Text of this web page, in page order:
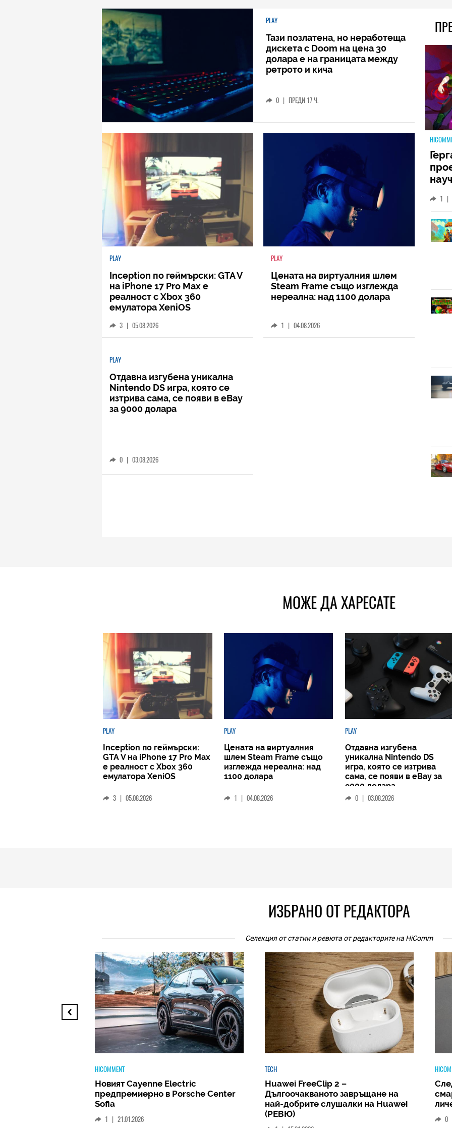
PLAY
Тази позлатена, но неработеща
дискета с Doom на цена 30
долара е на границата между
ретрото и кича
0 | ПРЕДИ 17 Ч.
PLAY
Inception по геймърски: GTA V
на iPhone 17 Pro Max е
реалност с Xbox 360
емулатора XeniOS
3 | 05.08.2026
PLAY
Цената на виртуалния шлем
Steam Frame също изглежда
нереална: над 1100 долара
1 | 04.08.2026
PLAY
Отдавна изгубена уникална
Nintendo DS игра, която се
изтрива сама, се появи в eBay
за 9000 долара
0 | 03.08.2026
1 |
МОЖЕ ДА ХАРЕСАТЕ
PLAY
Inception по геймърски:
GTA V на iPhone 17 Pro Max
е реалност с Xbox 360
емулатора XeniOS
3 | 05.08.2026
PLAY
Цената на виртуалния
шлем Steam Frame също
изглежда нереална: над
1100 долара
1 | 04.08.2026
PLAY
Отдавна изгубена
уникална Nintendo DS
игра, която се изтрива
сама, се появи в eBay за
9000 долара
0 | 03.08.2026
ИЗБРАНО ОТ РЕДАКТОРА
Селекция от статии и ревюта от редакторите на HiComm
TECH
Huawei FreeClip 2 –
Дългоочакваното завръщане на
най-добрите слушалки на Huawei
HICOMMENT
Следващият голям скок: защо
смартфонът ще стане вашият
личен AI център
0 | 19.12.2025
и